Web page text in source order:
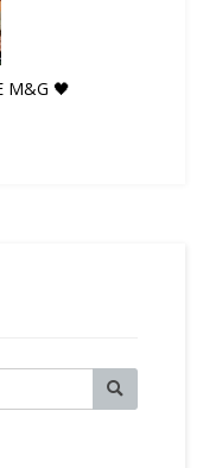
M&G 🖤